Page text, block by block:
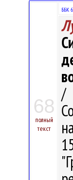
68
полный
текст
ББК
/